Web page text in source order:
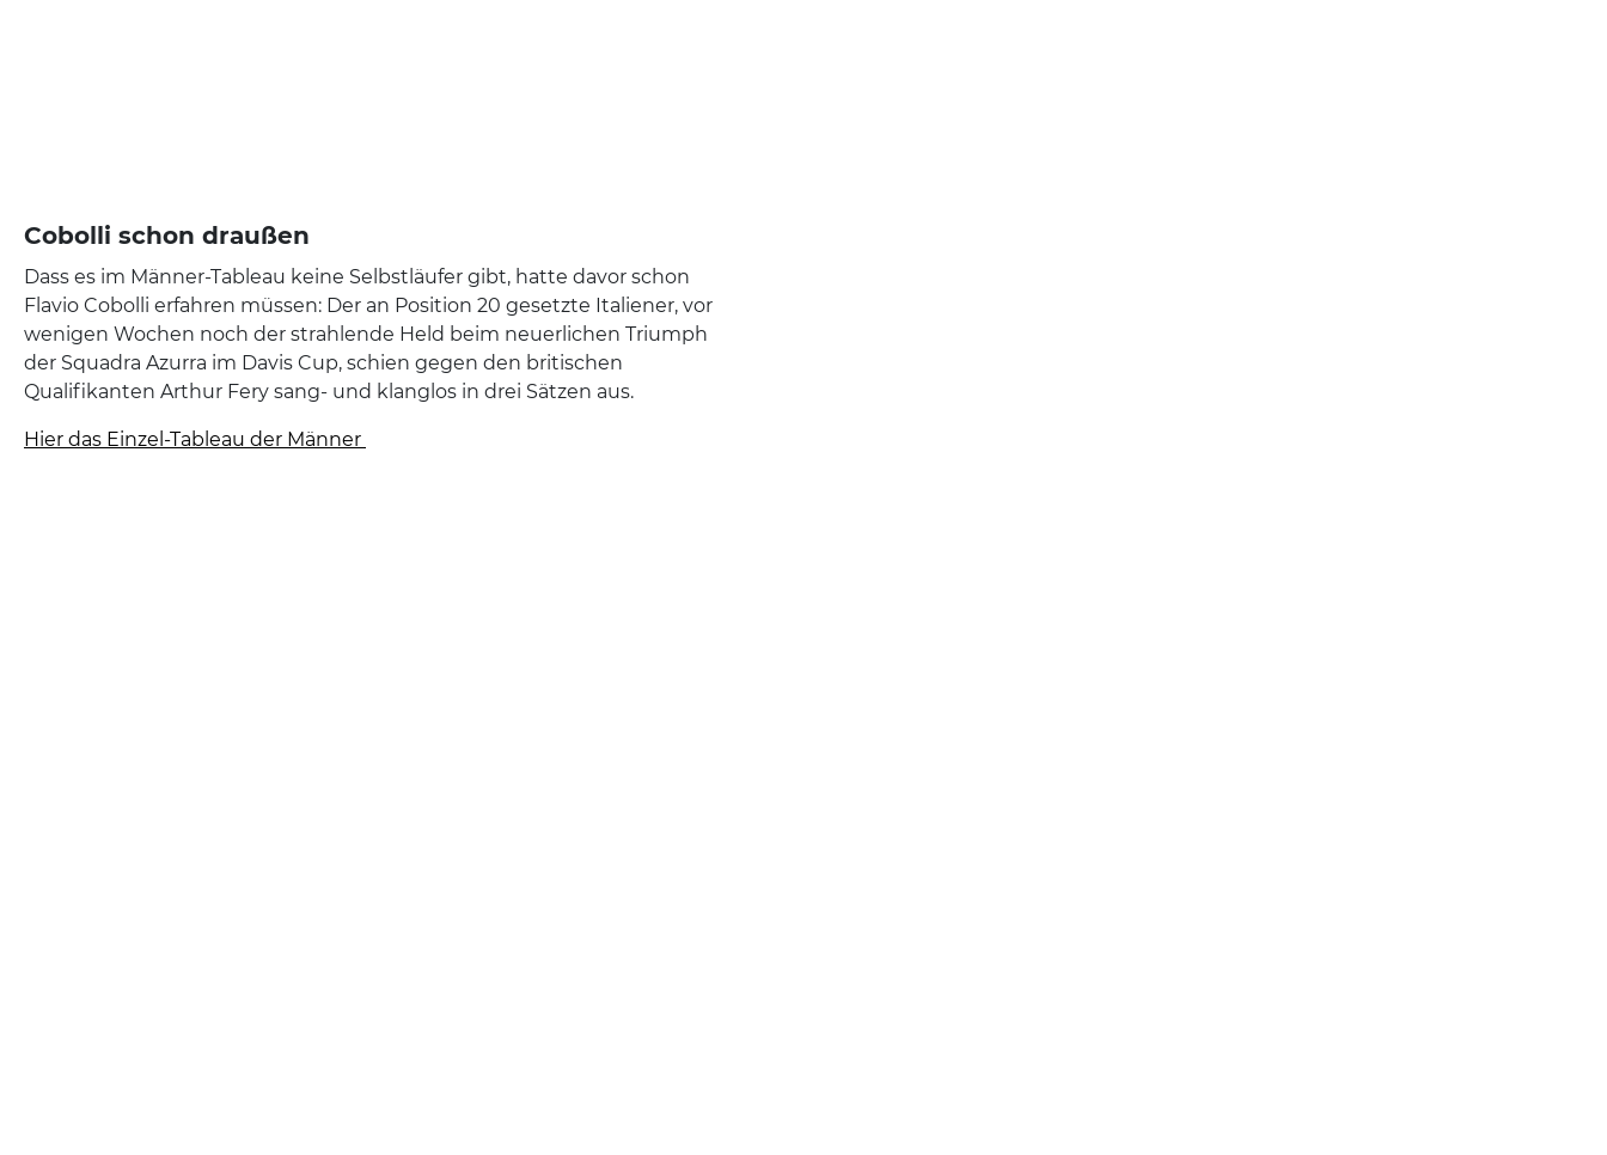
Cobolli schon draußen
Dass es im Männer-Tableau keine Selbstläufer gibt, hatte davor schon
Flavio Cobolli erfahren müssen: Der an Position 20 gesetzte Italiener, vor
wenigen Wochen noch der strahlende Held beim neuerlichen Triumph
der Squadra Azurra im Davis Cup, schien gegen den britischen
Qualifikanten Arthur Fery sang- und klanglos in drei Sätzen aus.
Hier das Einzel-Tableau der Männer